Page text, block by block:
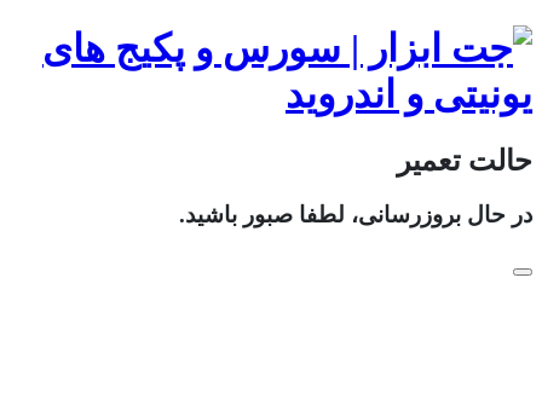
حالت تعمیر
در حال بروزرسانی، لطفا صبور باشید.